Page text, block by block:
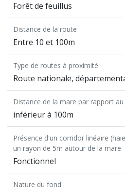
Forêt de feuillus
Distance de la route
Entre 10 et 100m
Type de routes à proximité
Route nationale,
Distance de la mare par rapport
inférieur à 100m
Présence d'un corridor linéaire
un rayon de 5m autour de la mare
Fonctionnel
Nature du fond